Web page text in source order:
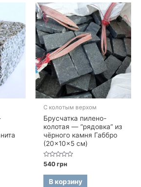
С колотым верхом
Брусчатка пилено-
колотая — “рядовка” из
чёрного камня Габбро
(20×10×5 см)
Оценка
0
из
540грн
В корзину